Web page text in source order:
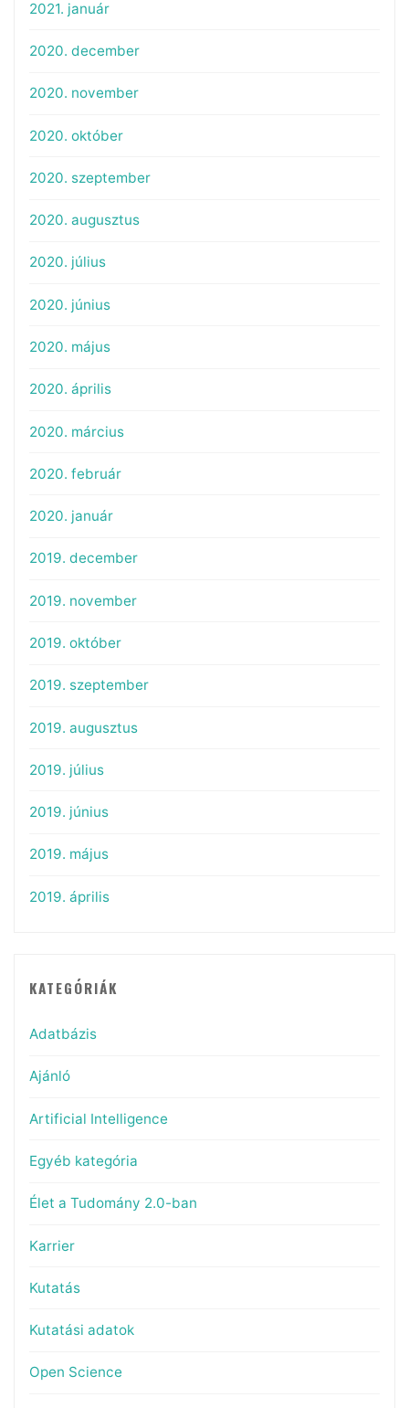
2021. január
2020. december
2020. november
2020. október
2020. szeptember
2020. augusztus
2020. július
2020. június
2020. május
2020. április
2020. március
2020. február
2020. január
2019. december
2019. november
2019. október
2019. szeptember
2019. augusztus
2019. július
2019. június
2019. május
2019. április
KATEGÓRIÁK
Adatbázis
Ajánló
Artificial Intelligence
Egyéb kategória
Élet a Tudomány 2.0-ban
Karrier
Kutatás
Kutatási adatok
Open Science